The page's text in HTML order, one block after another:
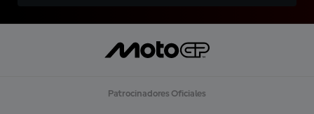
Patrocinadores Oficiales